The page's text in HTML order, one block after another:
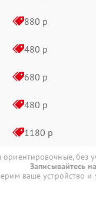
880 р
480 р
680 р
480 р
1180 р
без
Записывайтесь
ваше устройство и